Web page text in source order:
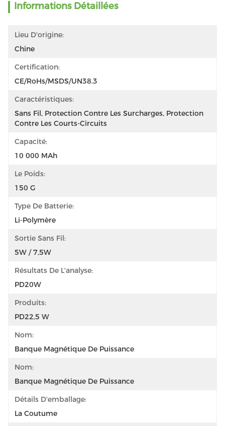
Informations Détaillées
Lieu D'origine:
Chine
Certification:
CE/RoHs/MSDS/UN38.3
Caractéristiques:
Sans Fil, Protection Contre Les Surcharges, Protection
Contre Les Courts-Circuits
Capacité:
10 000 MAh
Le Poids:
150 G
Type De Batterie:
Li-Polymère
Sortie Sans Fil:
5W / 7,5W
Résultats De L'analyse:
PD20W
Produits:
PD22,5 W
Nom:
Banque Magnétique De Puissance
Nom:
Banque Magnétique De Puissance
Détails D'emballage:
La Coutume